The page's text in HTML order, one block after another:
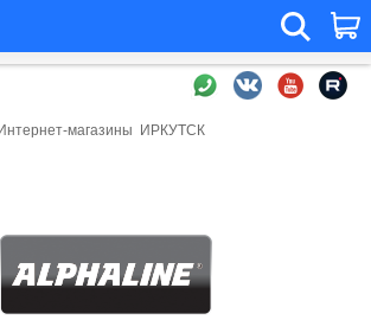
Интернет-магазины ИРКУТСК